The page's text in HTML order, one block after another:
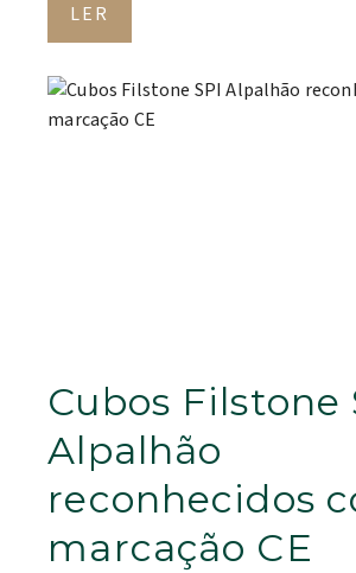
LER
Cubos Filstone
Alpalhão
reconhecidos
marcação CE